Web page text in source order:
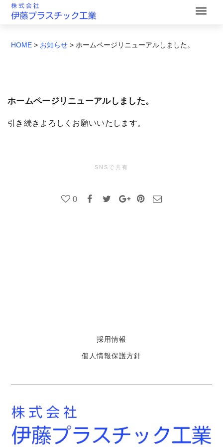
HOME > お知らせ > ホームページリニューアルしました。
ホームページリニューアルしました。
引き続きよろしくお願いいたします。
SNSで共有
0
採用情報
個人情報保護方針